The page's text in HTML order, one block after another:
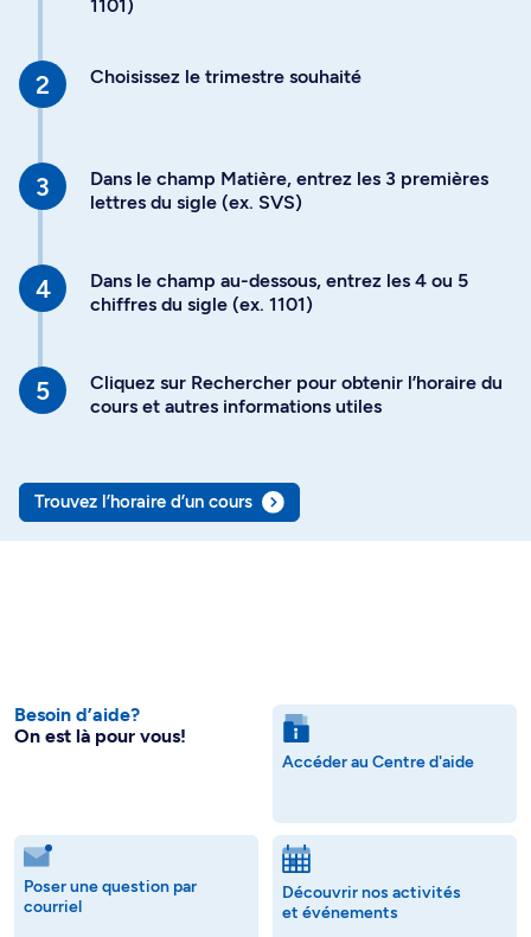
1101)
Choisissez le trimestre souhaité
Dans le champ Matière, entrez les 3 premières
lettres du sigle (ex. SVS)
Dans le champ au-dessous, entrez les 4 ou 5
chiffres du sigle (ex. 1101)
Cliquez sur Rechercher pour obtenir l’horaire du
cours et autres informations utiles
Trouvez l’horaire d’un cours
Besoin d’aide?
On est là pour vous!
Accéder au Centre d'aide
Poser une question par
courriel
Découvrir nos activités
et événements